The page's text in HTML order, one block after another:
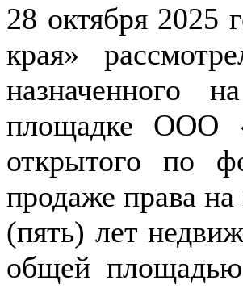
28 октября
края»
назначенного
площадке ООО
открытого по
продаже права
(пять) лет
общей площадью